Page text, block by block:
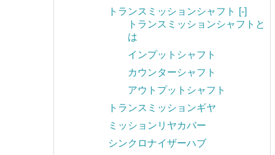
トランスミッションシャフト
[-]
トランスミッションシャフトと
は
インプットシャフト
カウンターシャフト
アウトプットシャフト
トランスミッションギヤ
ミッションリヤカバー
シンクロナイザーハブ